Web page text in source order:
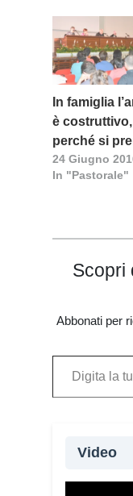
In famiglia
è costruttivo,
perché si
cura dell’altro
impegna per
24 Giugno
In "Pastorale"
Scopri
Abbonati per
Digita la tua
Video